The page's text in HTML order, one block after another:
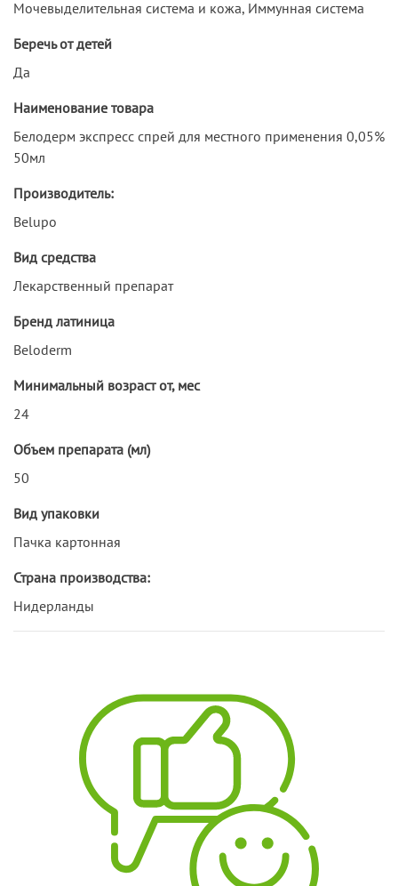
Мочевыделительная система и кожа, Иммунная система
Беречь от детей
Да
Наименование товара
Белодерм экспресс спрей для местного применения 0,05%
50мл
Производитель:
Belupo
Вид средства
Лекарственный препарат
Бренд латиница
Beloderm
Минимальный возраст от, мес
24
Объем препарата (мл)
50
Вид упаковки
Пачка картонная
Страна производства:
Нидерланды